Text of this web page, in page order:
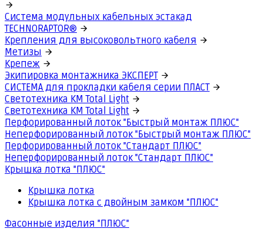
Система модульных кабельных эстакад
TECHNORAPTOR®
Крепления для высоковольтного кабеля
Метизы
Крепеж
Экипировка монтажника ЭКСПЕРТ
СИСТЕМА для прокладки кабеля серии ПЛАСТ
Светотехника КМ Total Light
Светотехника КМ Total Light
Перфорированный лоток "Быстрый монтаж ПЛЮС"
Неперфорированный лоток "Быстрый монтаж ПЛЮС"
Перфорированный лоток "Стандарт ПЛЮС"
Неперфорированный лоток "Стандарт ПЛЮС"
Крышка лотка "ПЛЮС"
Крышка лотка
Крышка лотка с двойным замком "ПЛЮС"
Фасонные изделия "ПЛЮС"